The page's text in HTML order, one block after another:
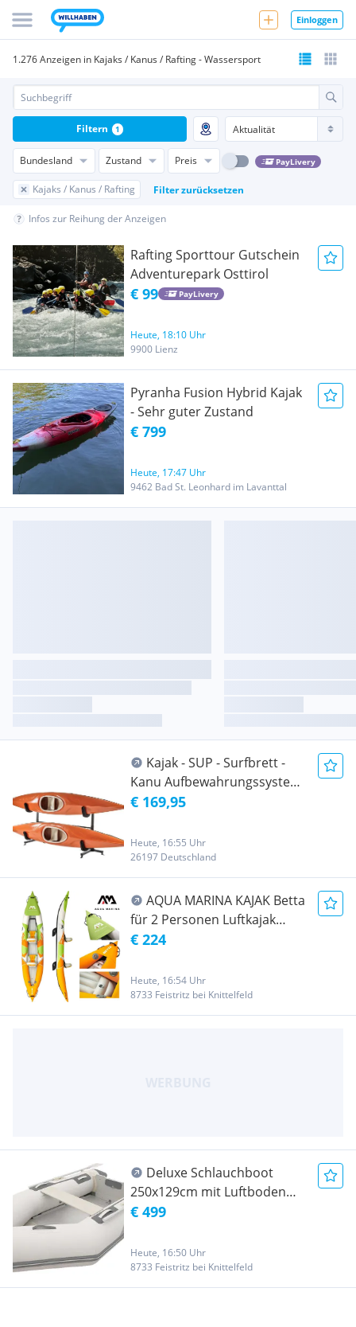
Einloggen
1.276 Anzeigen in Kajaks / Kanus / Rafting - Wassersport
Bundesland Zustand Preis PayLivery
Kajaks / Kanus / Rafting Filter zurücksetzen
Filtern 1
Infos zur Reihung der Anzeigen
Rafting Sporttour Gutschein
Adventurepark Osttirol
€ 99 PayLivery
Heute, 18:10 Uhr
9900 Lienz
Pyranha Fusion Hybrid Kajak
- Sehr guter Zustand
€ 799
Heute, 17:47 Uhr
9462 Bad St. Leonhard im Lavanttal
Kajak - SUP - Surfbrett -
Kanu Aufbewahrungssystem
heavy duty Standmodell
€ 169,95
Heute, 16:55 Uhr
26197 Deutschland
AQUA MARINA KAJAK Betta
für 2 Personen Luftkajak
aufblasbar (Schlauchboot,
Kanu, Freizeit, Angel,
Ruderboot, Paddelboot,
Canadier, Fluss, See)
€ 224
Heute, 16:54 Uhr
8733 Feistritz bei Knittelfeld
Deluxe Schlauchboot
250x129cm mit Luftboden
aufblasbar (Aluminium
Sportboot Sportsboot
Paddelboot Ruderboot
Motorboot Angelboot
€ 499
Heute, 16:50 Uhr
8733 Feistritz bei Knittelfeld